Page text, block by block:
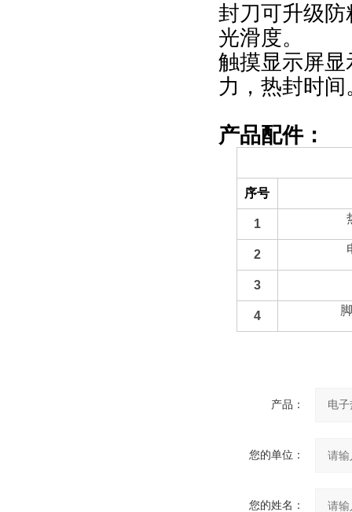
封刀可升级
光滑度。
触摸显示屏
力，热封时间
产品配件：
序号
1
2
3
4
产品：
您的单位：
您的姓名：